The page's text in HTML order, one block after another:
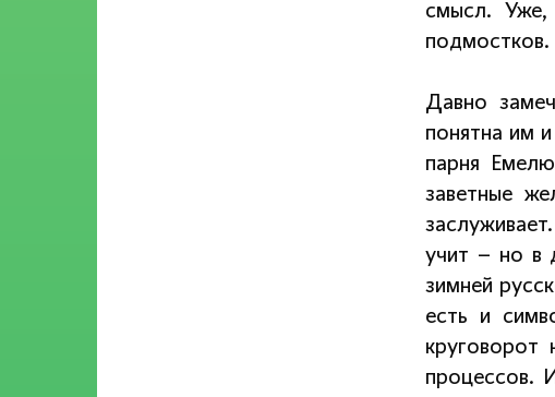
смысл. Уже,
Давно
понятна им
парня
заветные
учит – но в
зимней
есть и
круговорот
процессов.